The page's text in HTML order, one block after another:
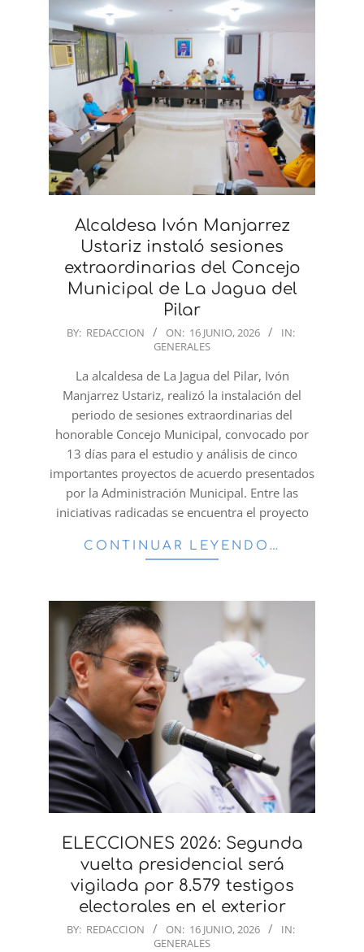
Alcaldesa Ivón Manjarrez
Ustariz instaló sesiones
extraordinarias del Concejo
Municipal de La Jagua del
Pilar
2026-
BY: REDACCION ON: 16 JUNIO, 2026
IN:
GENERALES
La alcaldesa de La Jagua del Pilar, Ivón
Manjarrez Ustariz, realizó la instalación del
periodo de sesiones extraordinarias del
honorable Concejo Municipal, convocado por
13 días para el estudio y análisis de cinco
importantes proyectos de acuerdo presentados
por la Administración Municipal. Entre las
iniciativas radicadas se encuentra el proyecto
CONTINUAR LEYENDO…
ELECCIONES 2026: Segunda
vuelta presidencial será
vigilada por 8.579 testigos
electorales en el exterior
2026-
BY: REDACCION ON: 16 JUNIO, 2026
IN:
GENERALES